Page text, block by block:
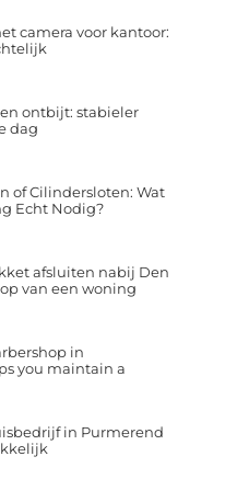
camera voor kantoor:
ontbijt: stabieler
dag
of Cilindersloten: Wat
Echt Nodig?
afsluiten nabij Den
van een woning
in
you maintain a
in Purmerend